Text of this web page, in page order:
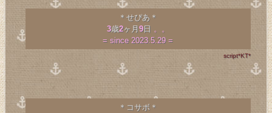
＊せぴあ＊
3歳2ヶ月9日 。。
= since 2023.5.29 =
script*KT*
＊コサボ＊